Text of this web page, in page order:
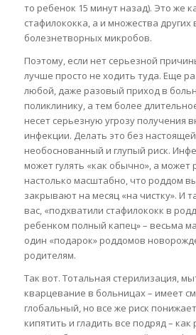
то ребенок 15 минут назад). Это же
стафилококка, а и множества других
болезнетворных микробов.
Поэтому, если нет серьезной
лучше просто не ходить туда. Еще
любой, даже разовый приход в
поликлинику, а тем более
несет серьезную угрозу получения
инфекции. Делать это без
необоснованный и глупый риск.
может гулять «как обычно», а может
настолько масштабно, что роддом
закрывают на месяц «на чистку». И
вас, «подхватили стафилококк в
ребенком полный капец» – весьма
один «подарок» роддомов
родителям.
Так вот. Тотальная стерилизация,
кварцевание в больницах – имеет
глобальный, но все же риск
кипятить и гладить все подряд – как